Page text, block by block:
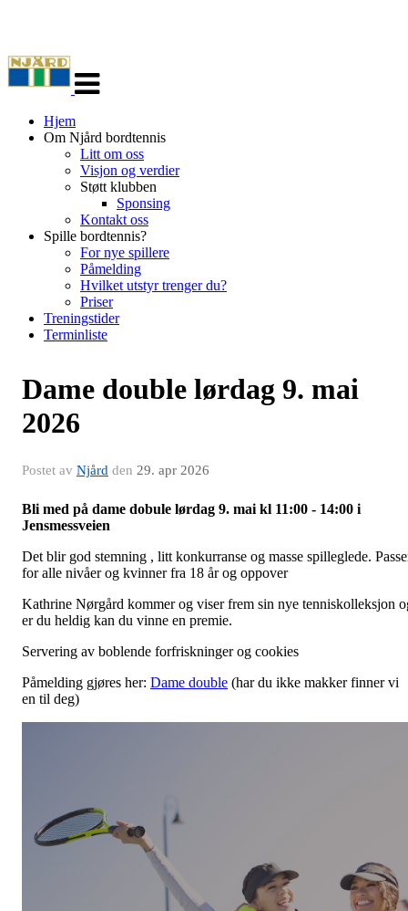
navigasjon
Hjem
Om Njård bordtennis
Litt om oss
Visjon og verdier
Støtt klubben
Sponsing
Kontakt oss
Spille bordtennis?
For nye spillere
Påmelding
Hvilket utstyr trenger du?
Priser
Treningstider
Terminliste
Dame double lørdag 9. mai
2026
Postet av Njård den 29. apr 2026
Bli med på dame dobule lørdag 9. mai kl 11:00 - 14:00 i
Jensmessveien
Det blir god stemning , litt konkurranse og masse spilleglede.
for alle nivåer og kvinner fra 18 år og oppover
Kathrine Nørgård kommer og viser frem sin nye tenniskolleksjon
er du heldig kan du vinne en premie.
Servering av boblende forfriskninger og cookies
Påmelding gjøres her: Dame double (har du ikke makker finner vi
en til deg)